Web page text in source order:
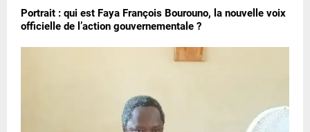
Portrait : qui est Faya François Bourouno, la nouvelle voix
officielle de l’action gouvernementale ?